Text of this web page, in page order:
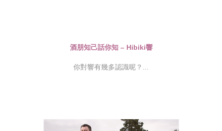
酒朋知己話你知 – Hibiki響
你對響有幾多認識呢？...